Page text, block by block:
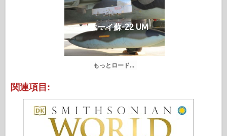
スホーイ蘇-22 UM
もっとロード...
関連項目: